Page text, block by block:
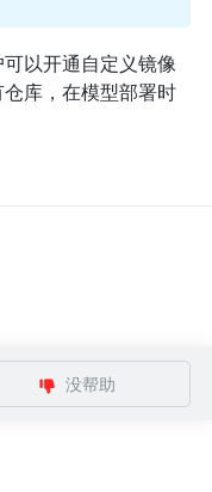
以开通自定义镜像
库，在模型部署时
没帮助